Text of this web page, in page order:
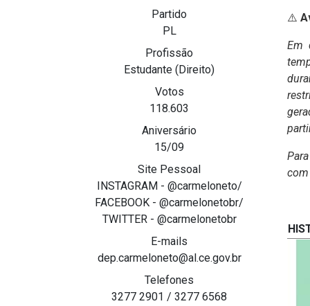
Partido
PL
Profissão
Estudante (Direito)
Votos
118.603
Aniversário
15/09
Site Pessoal
INSTAGRAM - @carmeloneto/
FACEBOOK - @carmelonetobr/
TWITTER - @carmelonetobr
E-mails
dep.carmeloneto@al.ce.gov.br
Telefones
3277 2901 / 3277 6568
⚠️
Em